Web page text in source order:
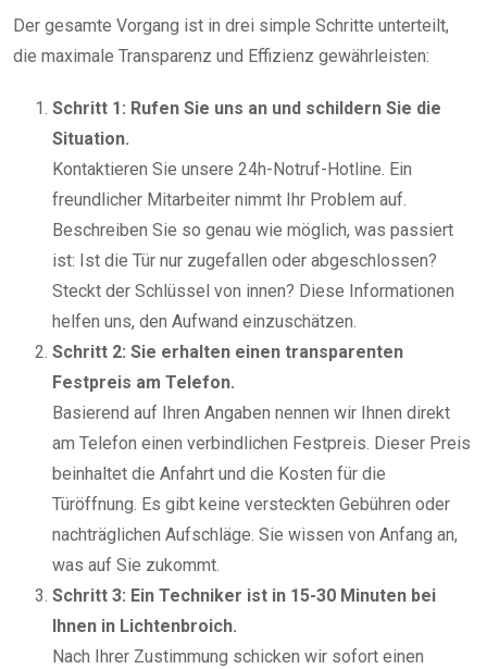
Der gesamte Vorgang ist in drei simple Schritte unterteilt,
die maximale Transparenz und Effizienz gewährleisten:
Schritt 1: Rufen Sie uns an und schildern Sie die
Situation.
Kontaktieren Sie unsere 24h-Notruf-Hotline. Ein
freundlicher Mitarbeiter nimmt Ihr Problem auf.
Beschreiben Sie so genau wie möglich, was passiert
ist: Ist die Tür nur zugefallen oder abgeschlossen?
Steckt der Schlüssel von innen? Diese Informationen
helfen uns, den Aufwand einzuschätzen.
Schritt 2: Sie erhalten einen transparenten
Festpreis am Telefon.
Basierend auf Ihren Angaben nennen wir Ihnen direkt
am Telefon einen verbindlichen Festpreis. Dieser Preis
beinhaltet die Anfahrt und die Kosten für die
Türöffnung. Es gibt keine versteckten Gebühren oder
nachträglichen Aufschläge. Sie wissen von Anfang an,
was auf Sie zukommt.
Schritt 3: Ein Techniker ist in 15-30 Minuten bei
Ihnen in Lichtenbroich.
Nach Ihrer Zustimmung schicken wir sofort einen